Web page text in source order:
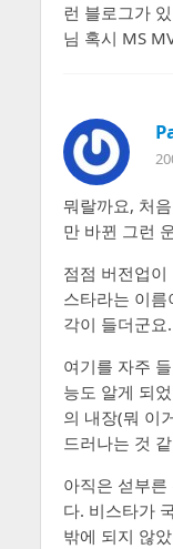
런 블로그가
님 혹시 MS
뭐랄까요, 처
만 바뀐 그런
점점 버전업
스타라는 이름
각이 들더군요.
여기를 자주
능도 알게 되
의 내장(뭐 이
드러나는 것
아직은 섣부
다. 비스타가
밖에 되지 않